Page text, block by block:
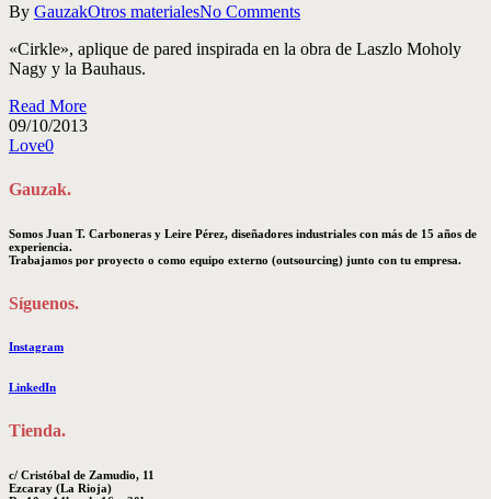
By GauzakOtros materialesNo Comments
«Cirkle», aplique de pared inspirada en la obra de Laszlo Moholy
Nagy y la Bauhaus.
Read More
09/10/2013
Love0
Gauzak.
Somos Juan T. Carboneras y Leire Pérez, diseñadores industriales con más de 15 años de
experiencia.
Trabajamos por proyecto o como equipo externo (outsourcing) junto con tu empresa.
Síguenos.
Instagram
LinkedIn
Tienda.
c/ Cristóbal de Zamudio, 11
Ezcaray (La Rioja)